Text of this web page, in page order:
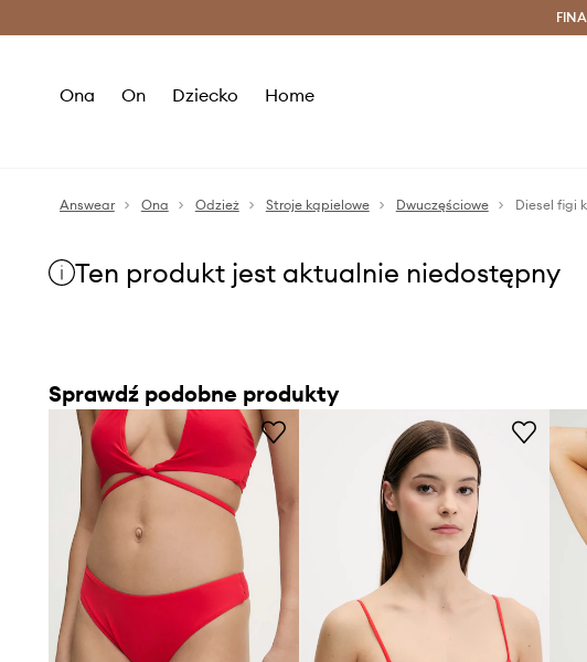
Oszczędzaj z
Ona On Dziecko Home
Answear Ona Odzież Stroje kąpielowe Dwuczęściowe Diesel figi
Ten produkt jest aktualnie niedostępny
Sprawdź podobne produkty